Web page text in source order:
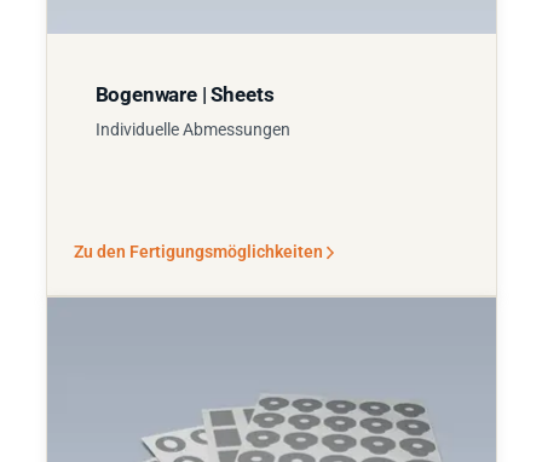
Bogenware | Sheets
Individuelle Abmessungen
Zu den Fertigungsmöglichkeiten